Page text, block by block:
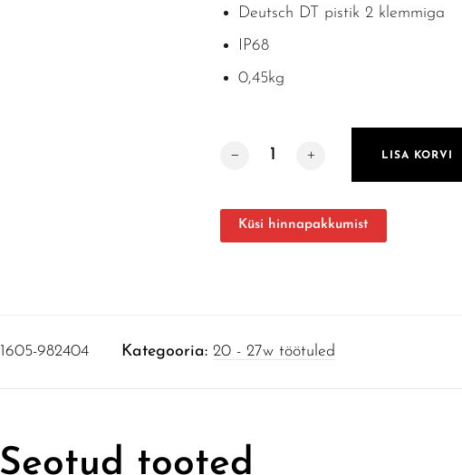
Deutsch DT pistik 2 klemmiga
IP68
0,45kg
NORDIC LIGHTS 24W kogusLISA KORVI
Küsi hinnapakkumist
1605-982404 Kategooria: 20 - 27w töötuled
Seotud tooted